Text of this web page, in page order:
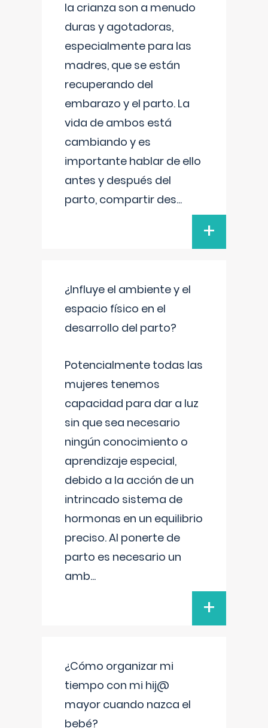
la crianza son a menudo
duras y agotadoras,
especialmente para las
madres, que se están
recuperando del
embarazo y el parto. La
vida de ambos está
cambiando y es
importante hablar de ello
antes y después del
parto, compartir des...
+
¿Influye el ambiente y el
espacio físico en el
desarrollo del parto?
Potencialmente todas las
mujeres tenemos
capacidad para dar a luz
sin que sea necesario
ningún conocimiento o
aprendizaje especial,
debido a la acción de un
intrincado sistema de
hormonas en un equilibrio
preciso. Al ponerte de
parto es necesario un
amb...
+
¿Cómo organizar mi
tiempo con mi hij@
mayor cuando nazca el
bebé?